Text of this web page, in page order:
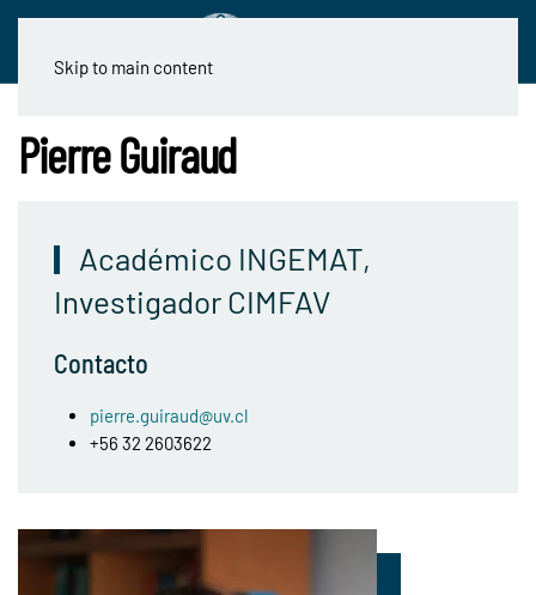
Skip to main content
Pierre Guiraud
Académico INGEMAT,
Investigador CIMFAV
Contacto
pierre.guiraud@uv.cl
+56 32 2603622